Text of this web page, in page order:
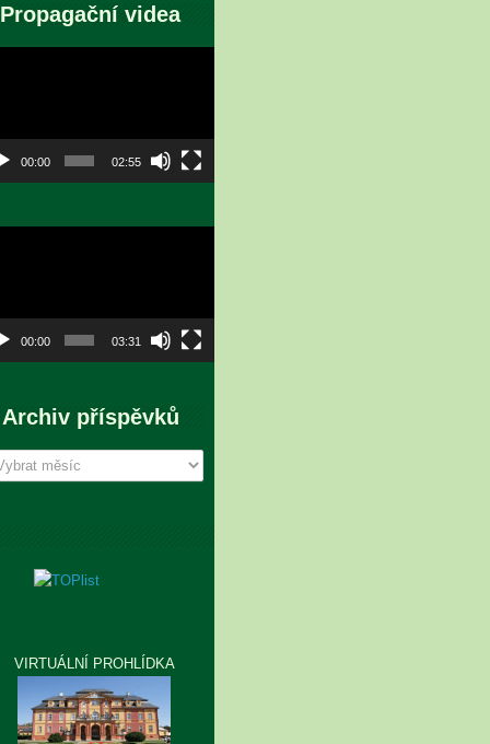
Propagační videa
00:00 02:55
00:00 03:31
Archiv příspěvků
VIRTUÁLNÍ PROHLÍDKA